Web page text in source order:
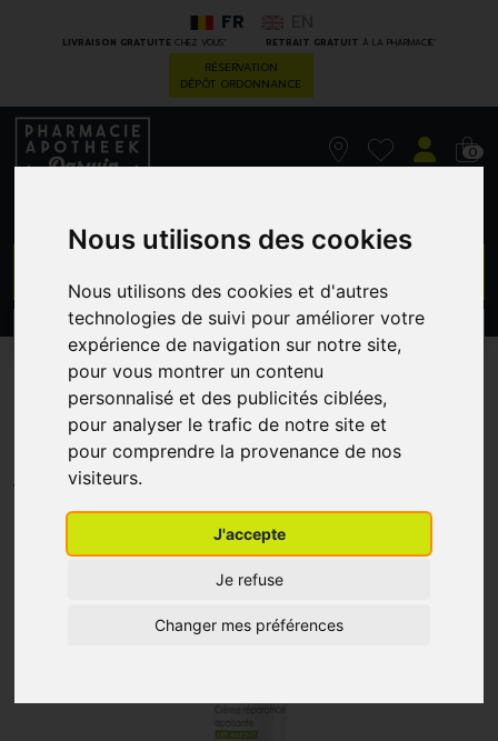
Nous utilisons des cookies
Nous utilisons des cookies et d'autres
technologies de suivi pour améliorer votre
expérience de navigation sur notre site,
pour vous montrer un contenu
personnalisé et des publicités ciblées,
pour analyser le trafic de notre site et
pour comprendre la provenance de nos
visiteurs.
J'accepte
Je refuse
Changer mes préférences
LIVRAISON GRATUITECHEZ VOUS* RETRAIT GRATUIT À LA PHARMACIE*
FR
RÉSERVATION
DÉPÔT ORDONNANCE
0
CATÉGORIES PROMOS
A-Derma Epitheliale Ha 15
PIERRE FABRE - DUCRAY